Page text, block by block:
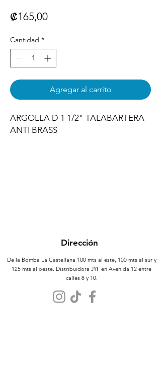
₡165,00Precio
Cantidad *
Agregar al carrito
ARGOLLA D 1 1/2" TALABARTERA
ANTI BRASS
Dirección
De la Bomba La Castellana 100 mts al este, 100 mts al sur y
125 mts al oeste. Distribuidora JYF en Avenida 12 entre
calles 8 y 10.